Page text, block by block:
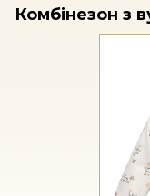
Комбінезон з